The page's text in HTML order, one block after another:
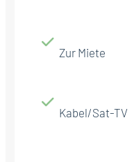
Zur Miete
Kabel/Sat-TV